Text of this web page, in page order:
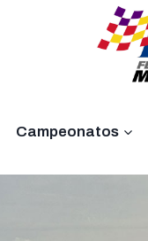
Campeonatos